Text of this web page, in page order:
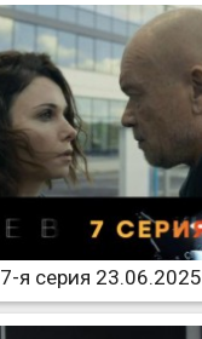
7-я серия 23.06.2025